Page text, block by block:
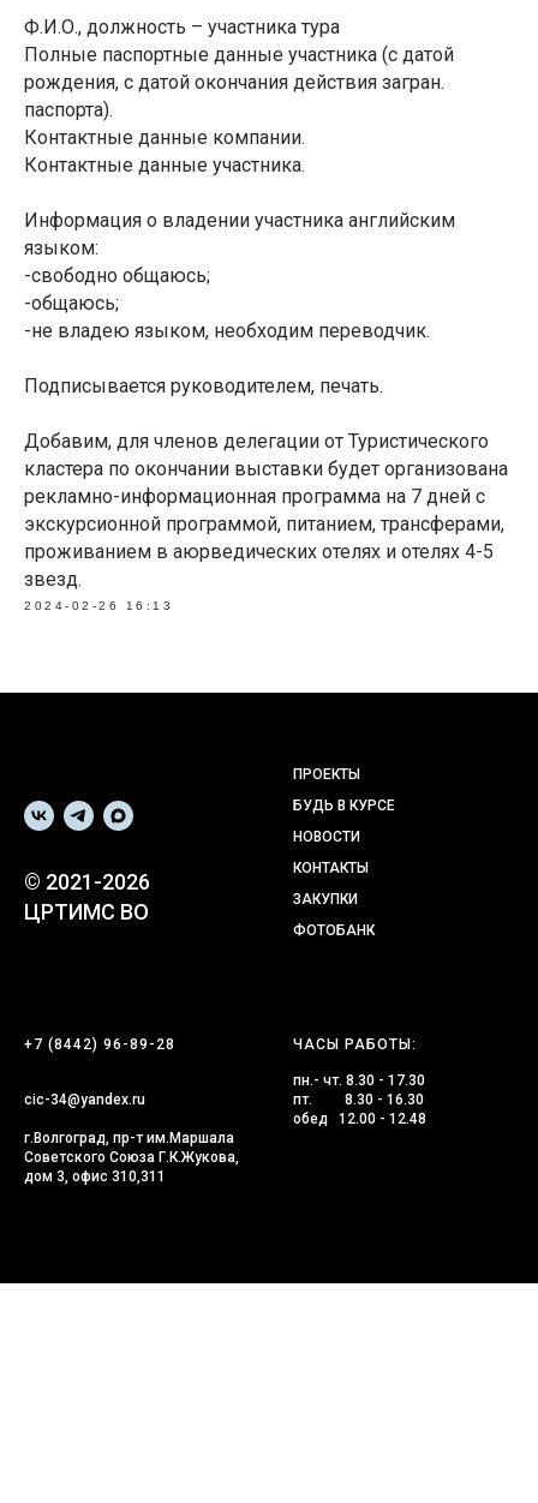
Ф.И.О., должность – участника тура
Полные паспортные данные участника (с датой
рождения, с датой окончания действия загран.
паспорта).
Контактные данные компании.
Контактные данные участника.
Информация о владении участника английским
языком:
-свободно общаюсь;
-общаюсь;
-не владею языком, необходим переводчик.
Подписывается руководителем, печать.
Добавим, для членов делегации от Туристического
кластера по окончании выставки будет организована
рекламно-информационная программа на 7 дней с
экскурсионной программой, питанием, трансферами,
проживанием в аюрведических отелях и отелях 4-5
звезд.
2024-02-26 16:13
© 2021-2026
ЦРТИМС ВО
ПРОЕКТЫ
БУДЬ В КУРСЕ
НОВОСТИ
КОНТАКТЫ
ЗАКУПКИ
ФОТОБАНК
+7 (8442) 96-89-28
cic-34@yandex.ru
г.Волгоград, пр-т им.Маршала
Советского Союза Г.К.Жукова,
дом 3, офис 310,311
ЧАСЫ РАБОТЫ:
пн.- чт. 8.30 - 17.30
пт. 8.30 - 16.30
обед 12.00 - 12.48